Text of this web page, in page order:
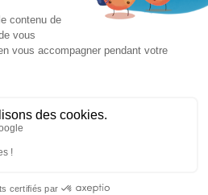
légales
de ventes
de signalement